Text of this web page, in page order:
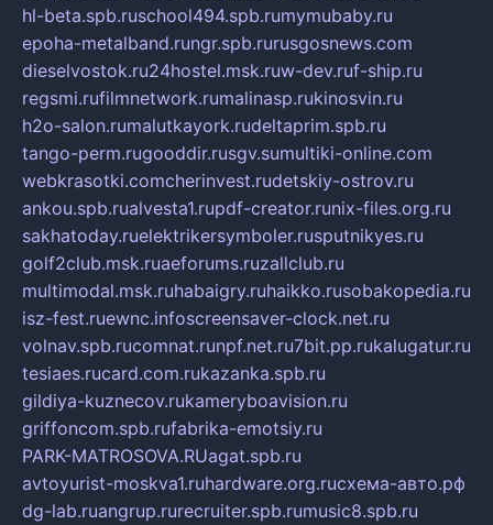
hl-beta.spb.ruschool494.spb.rumymubaby.ru
epoha-metalband.rungr.spb.rurusgosnews.com
dieselvostok.ru24hostel.msk.ruw-dev.ruf-ship.ru
regsmi.rufilmnetwork.rumalinasp.rukinosvin.ru
h2o-salon.rumalutkayork.rudeltaprim.spb.ru
tango-perm.rugooddir.rusgv.sumultiki-online.com
webkrasotki.comcherinvest.rudetskiy-ostrov.ru
ankou.spb.rualvesta1.rupdf-creator.runix-files.org.ru
sakhatoday.ruelektrikersymboler.rusputnikyes.ru
golf2club.msk.ruaeforums.ruzallclub.ru
multimodal.msk.ruhabaigry.ruhaikko.rusobakopedia.ru
isz-fest.ruewnc.infoscreensaver-clock.net.ru
volnav.spb.rucomnat.runpf.net.ru7bit.pp.rukalugatur.ru
tesiaes.rucard.com.rukazanka.spb.ru
gildiya-kuznecov.rukameryboavision.ru
griffoncom.spb.rufabrika-emotsiy.ru
PARK-MATROSOVA.RUagat.spb.ru
avtoyurist-moskva1.ruhardware.org.ruсхема-авто.рф
dg-lab.ruangrup.rurecruiter.spb.rumusic8.spb.ru